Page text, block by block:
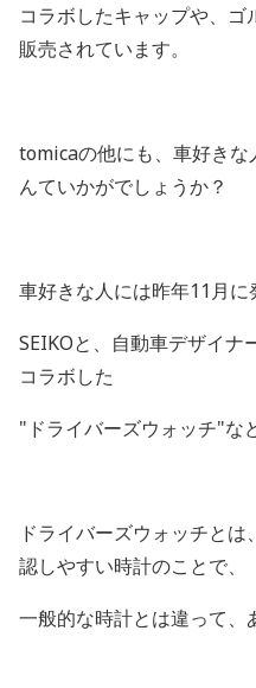
コラボしたキャップや、
販売されています。
tomicaの他にも、車好き
んていかがでしょうか？
車好きな人には昨年11月に
SEIKOと、自動車デザイナ
コラボした
"ドライバーズウォッチ"な
ドライバーズウォッチと
認しやすい時計のことで、
一般的な時計とは違って、